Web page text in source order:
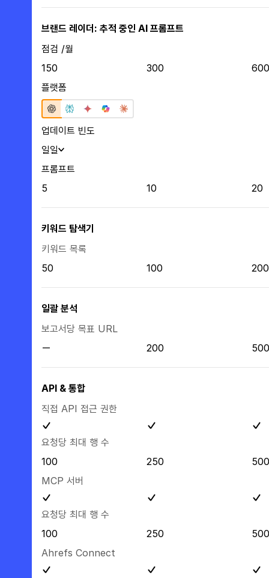
브랜드 레이더: 추적 중인 AI 프롬프트
점검 /월
150
300
600
플랫폼
업데이트 빈도
일일
프롬프트
5
10 20
키워드 탐색기
키워드 목록
50
100 200
일괄 분석
보고서당 목표 URL
200
500
API & 통합
직접 API 접근 권한
요청당 최대 행 수
100
250
500
MCP 서버
요청당 최대 행 수
100
250
500
Ahrefs Connect